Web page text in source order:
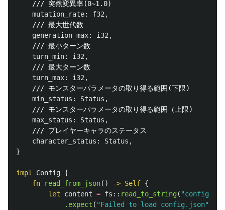
/// 突然変異率(0~1.0)
mutation_rate: f32 ,
/// 最大世代数
generation_max: i32 ,
/// 最小ターン数
turn_min: i32 ,
/// 最大ターン数
turn_max: i32 ,
/// モンスターパラメータの取り得る範囲(下限)
min_status : Status ,
/// モンスターパラメータの取り得る範囲（上限)
max_status : Status ,
/// プレイヤーキャラのステータス
character_status : Status ,
}
impl Config {
fn
read_from_json() -> Self {
let
content = fs :: read_to_string(
.expect ( "Failed to load config.json"